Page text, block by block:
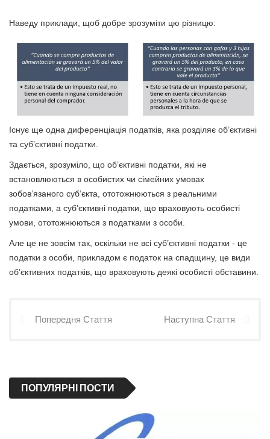
Наведу приклади, щоб добре зрозуміти цю різницю:
Існує ще одна диференціація податків, яка розділяє об’єктивні
та суб’єктивні податки.
Здається, зрозуміло, що об’єктивні податки, які не
встановлюються в особистих чи сімейних умовах
зобов’язаного суб’єкта, ототожнюються з реальними
податками, а суб’єктивні податки, що враховують особисті
умови, ототожнюються з податками з особи.
Але це не зовсім так, оскільки не всі суб’єктивні податки - це
податки з особи, прикладом є податок на спадщину, це види
об’єктивних податків, що враховують деякі особисті обставини.
Попередня Стаття Наступна Стаття
ПОПУЛЯРНІ ПОСТИ